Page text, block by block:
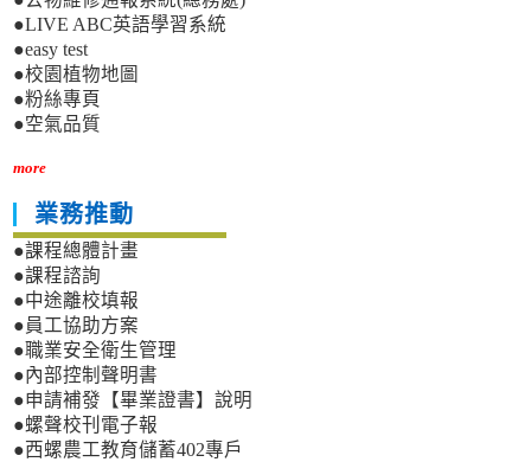
●LIVE ABC英語學習系統
●easy test
●校園植物地圖
●粉絲專頁
●空氣品質
more
業務推動
●課程總體計畫
●課程諮詢
●中途離校填報
●員工協助方案
●職業安全衛生管理
●內部控制聲明書
●申請補發【畢業證書】說明
●螺聲校刊電子報
●西螺農工教育儲蓄402專戶